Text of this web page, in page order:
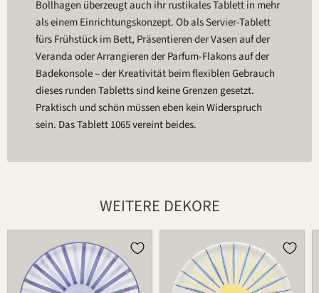
Bollhagen überzeugt auch ihr rustikales Tablett in mehr
als einem Einrichtungskonzept. Ob als Servier-Tablett
fürs Frühstück im Bett, Präsentieren der Vasen auf der
Veranda oder Arrangieren der Parfum-Flakons auf der
Badekonsole – der Kreativität beim flexiblen Gebrauch
dieses runden Tabletts sind keine Grenzen gesetzt.
Praktisch und schön müssen eben kein Widerspruch
sein. Das Tablett 1065 vereint beides.
WEITERE DEKORE